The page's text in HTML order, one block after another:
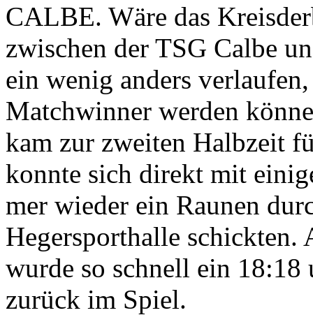
CALBE. Wäre das
zwischen der TSG Calbe
ein wenig an­ders
Matchwinner wer­den
kam zur zweiten Halb­zeit
konnte sich direkt mit
mer wieder ein Raunen
Hegersporthalle schickten.
wurde so schnell ein 18:18
zurück im Spiel.